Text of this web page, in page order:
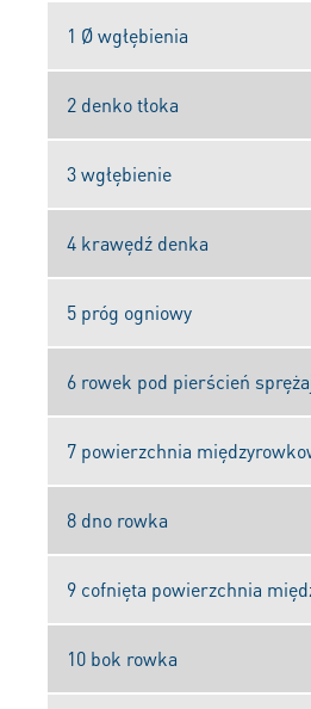
1 Ø wgłębienia
2 denko tłoka
3 wgłębienie
4 krawędź denka
5 próg ogniowy
6 rowek pod pierścień
7 powierzchnia
8 dno rowka
9 cofnięta powierzchnia
10 bok rowka